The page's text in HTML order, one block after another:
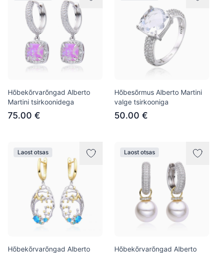
Hõbekõrvarõngad Alberto
Martini tsirkoonidega
75.00 €
Hõbesõrmus Alberto Martini
valge tsirkooniga
50.00 €
Laost otsas
Hõbekõrvarõngad Alberto
Laost otsas
Hõbekõrvarõngad Alberto